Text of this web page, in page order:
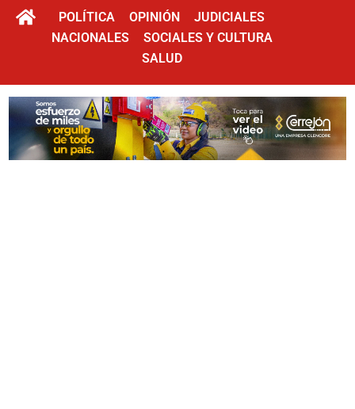
POLÍTICA OPINIÓN
JUDICIALES
NACIONALES
SOCIALES Y CULTURA
SALUD